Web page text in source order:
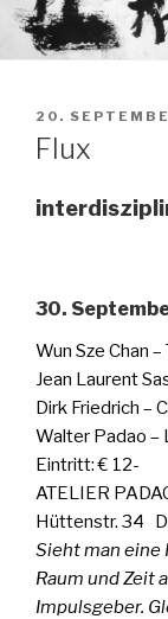
AM
20.
Flux
30.
Wun Sze Chan –
Jean Laurent
Dirk Friedrich –
Walter Padao –
Eintritt: € 12-
ATELIER
Hüttenstr. 34
Sieht man eine
Raum und Zeit
Impulsgeber.